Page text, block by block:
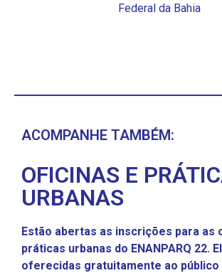
Federal da Bahia
ACOMPANHE TAMBÉM:
OFICINAS E
URBANAS
Estão abertas as inscrições para as
práticas urbanas do ENANPARQ 22.
oferecidas gratuitamente ao público